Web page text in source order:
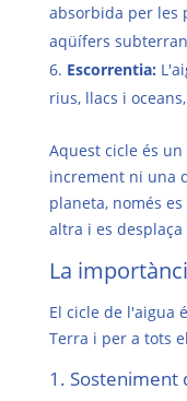
absorbida per les
aqüífers
Escorrentia:
rius, llacs i
Aquest cicle és
increment ni una
planeta, només
altra i es
La
El cicle de l'aigua
Terra i per a tots
1. Sosteniment